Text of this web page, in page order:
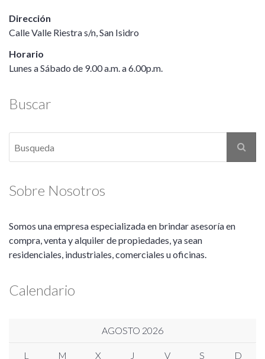
Dirección
Calle Valle Riestra s/n, San Isidro
Horario
Lunes a Sábado de 9.00 a.m. a 6.00p.m.
Buscar
Sobre Nosotros
Somos una empresa especializada en brindar asesoría en
compra, venta y alquiler de propiedades, ya sean
residenciales, industriales, comerciales u oficinas.
Calendario
AGOSTO 2026
L M X J V S D